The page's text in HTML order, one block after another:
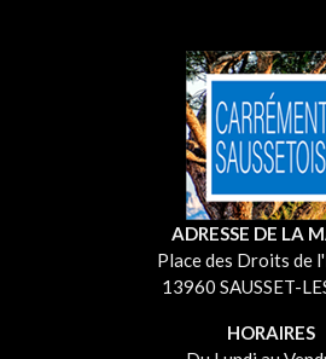
ADRESSE DE LA
Place des Droits de
13960 SAUSSET-
HORAIRES